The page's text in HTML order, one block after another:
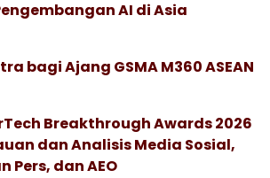
AI di Asia
bagi Ajang GSMA M360 ASEAN
Breakthrough Awards 2026
dan Analisis Media Sosial,
Pers, dan AEO